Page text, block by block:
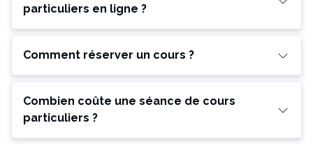
particuliers en ligne ?
Comment réserver un cours ?
Combien coûte une séance de cours
particuliers ?